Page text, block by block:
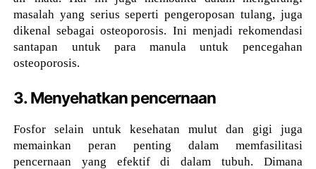
masalah yang serius seperti pengeroposan tulang, juga
dikenal sebagai osteoporosis. Ini menjadi rekomendasi
santapan untuk para manula untuk pencegahan
osteoporosis.
3. Menyehatkan pencernaan
Fosfor selain untuk kesehatan mulut dan gigi juga
memainkan peran penting dalam memfasilitasi
pencernaan yang efektif di dalam tubuh. Dimana